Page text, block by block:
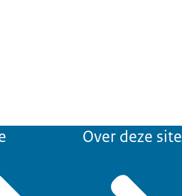
Over deze site